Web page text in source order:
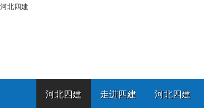
河北四建
河北四建 走进四建 河北四建